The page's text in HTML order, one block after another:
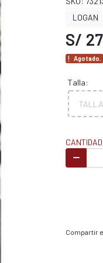
LOGAN
S/
Agotado.
Talla:
TALLA
CANTIDAD
Compartir